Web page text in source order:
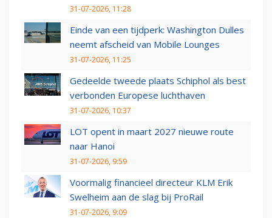
31-07-2026, 11:28
Einde van een tijdperk: Washington Dulles
neemt afscheid van Mobile Lounges
31-07-2026, 11:25
Gedeelde tweede plaats Schiphol als best
verbonden Europese luchthaven
31-07-2026, 10:37
LOT opent in maart 2027 nieuwe route
naar Hanoi
31-07-2026, 9:59
Voormalig financieel directeur KLM Erik
Swelheim aan de slag bij ProRail
31-07-2026, 9:09